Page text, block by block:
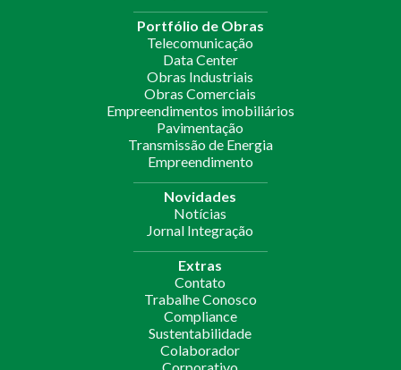
Portfólio de Obras
Telecomunicação
Data Center
Obras Industriais
Obras Comerciais
Empreendimentos imobiliários
Pavimentação
Transmissão de Energia
Empreendimento
Novidades
Notícias
Jornal Integração
Extras
Contato
Trabalhe Conosco
Compliance
Sustentabilidade
Colaborador
Corporativo